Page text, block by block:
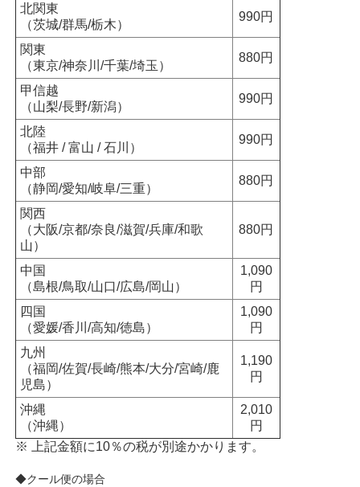
北関東
（茨城/群馬/栃木）
990円
関東
（東京/神奈川/千葉/埼玉）
880円
甲信越
（山梨/長野/新潟）
990円
北陸
（福井 / 富山 / 石川）
990円
中部
（静岡/愛知/岐阜/三重）
880円
関西
（大阪/京都/奈良/滋賀/兵庫/和歌
山）
880円
中国
（島根/鳥取/山口/広島/岡山）
1,090
円
四国
（愛媛/香川/高知/徳島）
1,090
円
九州
（福岡/佐賀/長崎/熊本/大分/宮崎/鹿
児島）
1,190
円
沖縄
（沖縄）
2,010
円
※ 上記金額に10％の税が別途かかります。
◆クール便の場合